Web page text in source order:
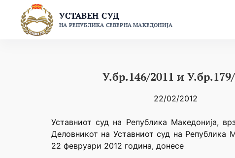
content
УСТАВЕН СУД
НА РЕПУБЛИКА СЕВЕРНА МАКЕДОНИЈА
У.бр.146/2011 и
22/02/2012
Уставниот суд на Република Македонија,
Деловникот на Уставниот суд на Република
22 февруари 2012 година, донесе